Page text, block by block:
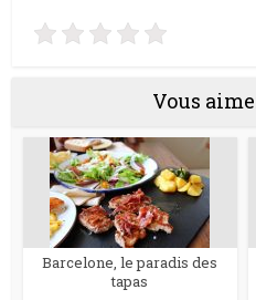
Vous
Barcelone, le paradis des
tapas